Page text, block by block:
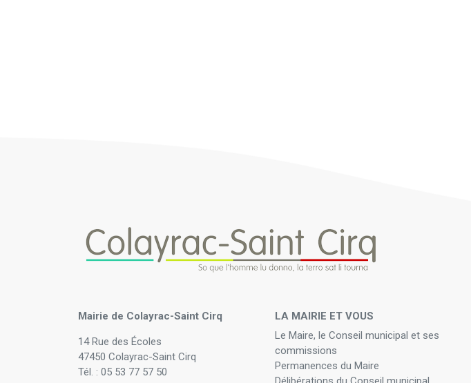
Mairie de Colayrac-Saint Cirq
14 Rue des Écoles
47450 Colayrac-Saint Cirq
Tél. : 05 53 77 57 50
LA MAIRIE ET VOUS
Le Maire, le Conseil municipal et ses
commissions
Permanences du Maire